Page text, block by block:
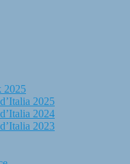
2025
2025
2024
2023